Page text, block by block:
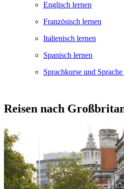
Englisch lernen
Französisch lernen
Italienisch lernen
Spanisch lernen
Sprachkurse und
Reisen nach